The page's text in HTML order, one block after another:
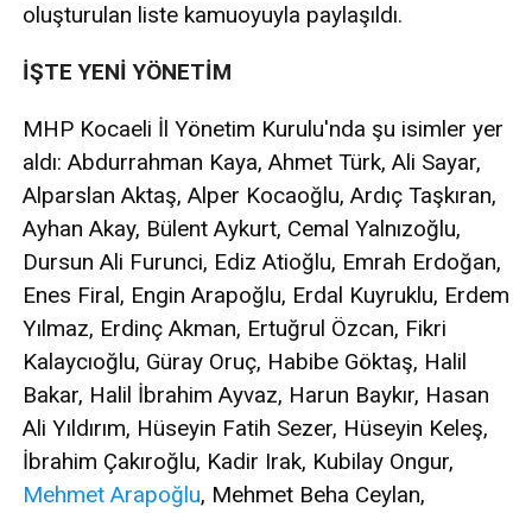
oluşturulan liste kamuoyuyla paylaşıldı.
İŞTE YENİ YÖNETİM
MHP Kocaeli İl Yönetim Kurulu'nda şu isimler yer
aldı: Abdurrahman Kaya, Ahmet Türk, Ali Sayar,
Alparslan Aktaş, Alper Kocaoğlu, Ardıç Taşkıran,
Ayhan Akay, Bülent Aykurt, Cemal Yalnızoğlu,
Dursun Ali Furunci, Ediz Atioğlu, Emrah Erdoğan,
Enes Firal, Engin Arapoğlu, Erdal Kuyruklu, Erdem
Yılmaz, Erdinç Akman, Ertuğrul Özcan, Fikri
Kalaycıoğlu, Güray Oruç, Habibe Göktaş, Halil
Bakar, Halil İbrahim Ayvaz, Harun Baykır, Hasan
Ali Yıldırım, Hüseyin Fatih Sezer, Hüseyin Keleş,
İbrahim Çakıroğlu, Kadir Irak, Kubilay Ongur,
Mehmet Arapoğlu, Mehmet Beha Ceylan,